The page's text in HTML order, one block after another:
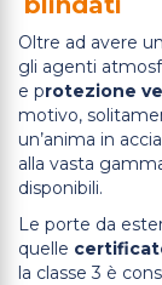
Oltre ad avere
gli agenti
e protezione
motivo,
un’anima in
alla vasta
disponibili.
Le porte da
quelle
la classe 3 è